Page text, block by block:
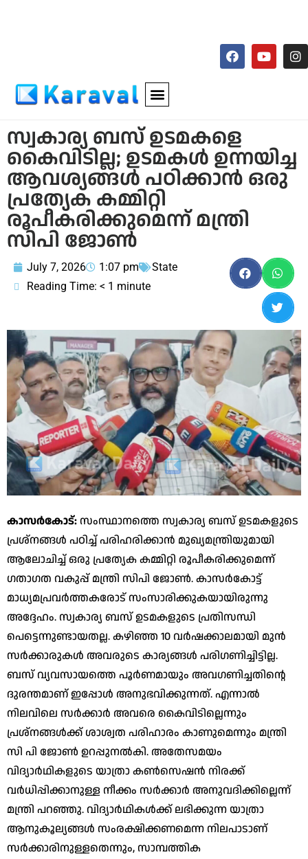
സ്വകാര്യ ബസ് ഉടമകളെ
കൈവിടില്ല; ഉടമകള്‍ ഉന്നയിച്ച
ആവശ്യങ്ങള്‍ പഠിക്കാന്‍ ഒരു
പ്രത്യേക കമ്മിറ്റി
രൂപീകരിക്കുമെന്ന് മന്ത്രി
സിപി ജോണ്‍
July 7, 2026 1:07 pm
State
Reading Time: < 1 minute
കാസര്‍കോട്: സംസ്ഥാനത്തെ സ്വകാര്യ ബസ് ഉടമകളുടെ
പ്രശ്‌നങ്ങള്‍ പഠിച്ച് പരിഹരിക്കാന്‍ മുഖ്യമന്ത്രിയുമായി
ആലോചിച്ച് ഒരു പ്രത്യേക കമ്മിറ്റി രൂപീകരിക്കുമെന്ന്
ഗതാഗത വകുപ്പ് മന്ത്രി സിപി ജോണ്‍. കാസര്‍കോട്ട്
മാധ്യമപ്രവര്‍ത്തകരോട് സംസാരിക്കുകയായിരുന്നു
അദ്ദേഹം. സ്വകാര്യ ബസ് ഉടമകളുടെ പ്രതിസന്ധി
പെട്ടെന്നുണ്ടായതല്ല. കഴിഞ്ഞ 10 വര്‍ഷക്കാലമായി മുന്‍
സര്‍ക്കാരുകള്‍ അവരുടെ കാര്യങ്ങള്‍ പരിഗണിച്ചിട്ടില്ല.
ബസ് വ്യവസായത്തെ പൂര്‍ണമായും അവഗണിച്ചതിന്റെ
ദുരന്തമാണ് ഇപ്പോള്‍ അനുഭവിക്കുന്നത്. എന്നാല്‍
നിലവിലെ സര്‍ക്കാര്‍ അവരെ കൈവിടില്ലെന്നും
പ്രശ്‌നങ്ങള്‍ക്ക് ശാശ്വത പരിഹാരം കാണുമെന്നും മന്ത്രി
സി പി ജോണ്‍ ഉറപ്പുനല്‍കി. അതേസമയം
വിദ്യാര്‍ഥികളുടെ യാത്രാ കണ്‍സെഷന്‍ നിരക്ക്
വര്‍ധിപ്പിക്കാനുള്ള നീക്കം സര്‍ക്കാര്‍ അനുവദിക്കില്ലെന്ന്
മന്ത്രി പറഞ്ഞു. വിദ്യാര്‍ഥികള്‍ക്ക് ലഭിക്കുന്ന യാത്രാ
ആനുകൂല്യങ്ങള്‍ സംരക്ഷിക്കണമെന്ന നിലപാടാണ്
സര്‍ക്കാരിനുള്ളതെന്നും, സാമ്പത്തിക